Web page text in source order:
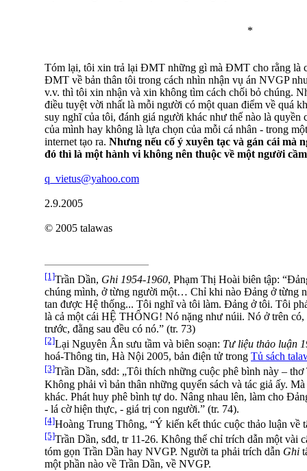
*
Tóm lại, tôi xin trả lại ĐMT những gì mà ĐMT cho rằng là
ĐMT về bản thân tôi trong cách nhìn nhận vụ án NVGP
v.v. thì tôi xin nhận và xin không tìm cách chối bỏ chúng.
điều tuyệt vời nhất là mỗi người có một quan điểm về quá
suy nghĩ của tôi, đánh giá người khác như thế nào là quyền
của mình hay không là lựa chọn của mỗi cá nhân - trong
internet tạo ra. Nhưng nếu cố ý xuyên tạc và gán cái mà
đó thì là một hành vi không nên thuộc về một người
q_vietus@yahoo.com
2.9.2005
© 2005 talawas
[1]Trần Dần, Ghi 1954-1960, Phạm Thị Hoài biên tập:
chúng mình, ở từng người một… Chỉ khi nào Đảng ở từng
tan được Hệ thống... Tôi nghĩ và tôi làm. Đảng ở tôi. Tôi
là cả một cái HỆ THỐNG! Nó nặng như núii. Nó ở trên
trước, đằng sau đều có nó.” (tr. 73)
[2]Lại Nguyên Ân sưu tầm và biên soạn: Tư liệu thảo luận
hoá-Thông tin, Hà Nội 2005, bản điện tử trong Tủ sách
[3]Trần Dần, sđd: „Tôi thích những cuộc phê bình này –
Không phải vì bản thân những quyển sách và tác giả ấy.
khác. Phát huy phê bình tự do. Nâng nhau lên, làm cho
- lá cờ hiện thực, - giá trị con người.” (tr. 74).
[4]Hoàng Trung Thông, “Ý kiến kết thúc cuộc thảo luận về
[5]Trần Dần, sđd, tr 11-26. Không thể chỉ trích dẫn một vài
tóm gọn Trần Dần hay NVGP. Người ta phải trích dẫn Ghi
một phần nào về Trần Dần, về NVGP.